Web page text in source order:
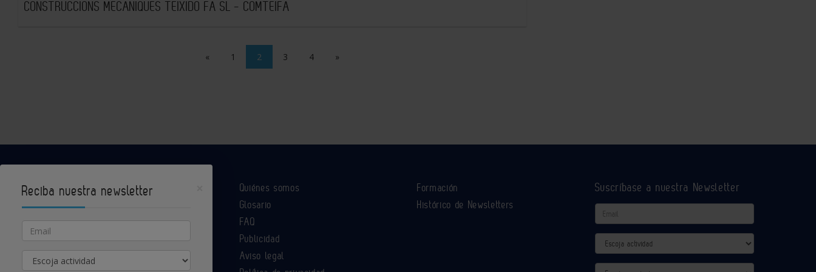
CONSTRUCCIONS MECANIQUES TEIXIDO FA SL - COMTEIFA
« 1 2 3 4 »
Quiénes somos
Glosario
FAQ
Publicidad
Aviso legal
Formación
Histórico de Newsletters
Suscríbase a nuestra Newsletter
Email
Actividad
Provincia
Reciba nuestra newsletter
Email
Actividad